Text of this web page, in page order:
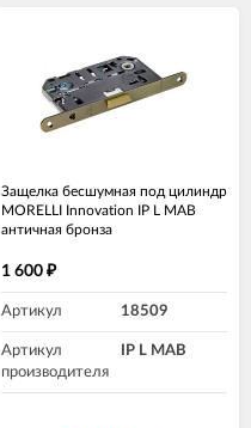
Защелка бесшумная под цилиндр
MORELLI Innovation IP L MAB
античная бронза
1 600 ₽
Артикул 18509
Артикул
производителя
IP L MAB